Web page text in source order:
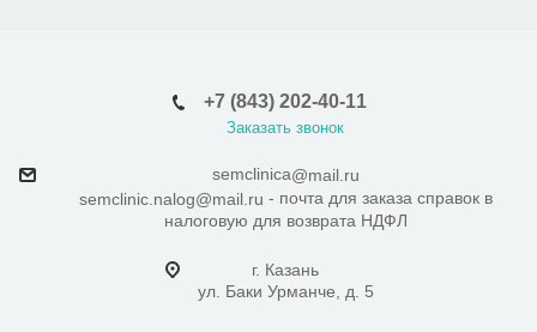
+7 (843) 202-40-11
Заказать звонок
semclinica@mail.ru
semclinic.nalog@mail.ru - почта для заказа справок в
налоговую для возврата НДФЛ
г. Казань
ул. Баки Урманче, д. 5